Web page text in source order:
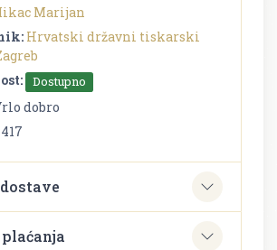
Marijan
Hrvatski državni tiskarski
Dostupno
dobro